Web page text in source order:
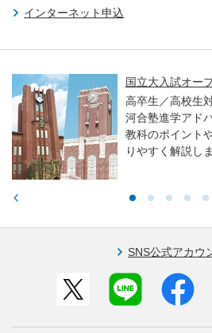
インターネット申込
国立大入試オー
高卒生／高校生
河合塾進学アド
教科のポイント
りやすく解説しま
SNS公式アカウ